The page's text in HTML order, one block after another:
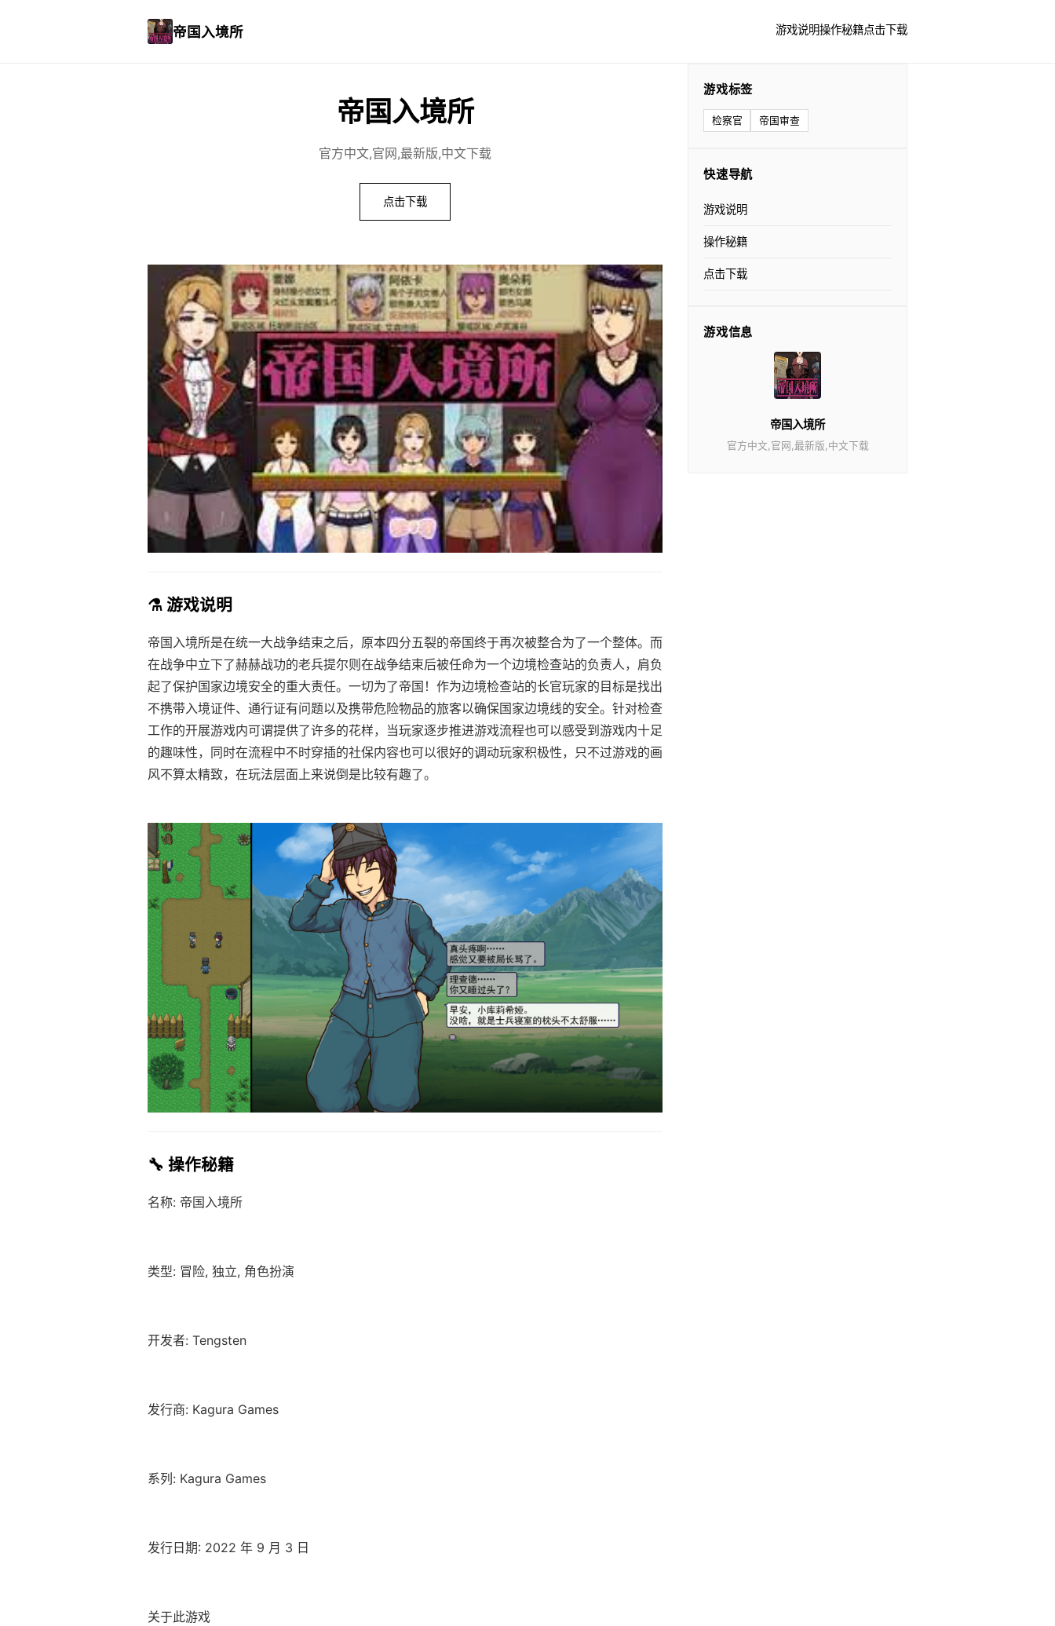
帝国入境所 游戏说明操作秘籍点击下载
帝国入境所
官方中文,官网,最新版,中文下载
点击下载
⚗️ 游戏说明
帝国入境所是在统一大战争结束之后，原本四分五裂的帝国终于再次被整合为了一个整体。而
在战争中立下了赫赫战功的老兵提尔则在战争结束后被任命为一个边境检查站的负责人，肩负
起了保护国家边境安全的重大责任。一切为了帝国！作为边境检查站的长官玩家的目标是找出
不携带入境证件、通行证有问题以及携带危险物品的旅客以确保国家边境线的安全。针对检查
工作的开展游戏内可谓提供了许多的花样，当玩家逐步推进游戏流程也可以感受到游戏内十足
的趣味性，同时在流程中不时穿插的社保内容也可以很好的调动玩家积极性，只不过游戏的画
风不算太精致，在玩法层面上来说倒是比较有趣了。
🔧 操作秘籍
名称: 帝国入境所
类型: 冒险, 独立, 角色扮演
开发者: Tengsten
发行商: Kagura Games
系列: Kagura Games
发行日期: 2022 年 9 月 3 日
关于此游戏
游戏标签
检察官 帝国审查
快速导航
游戏说明
操作秘籍
点击下载
游戏信息
帝国入境所
官方中文,官网,最新版,中文下载